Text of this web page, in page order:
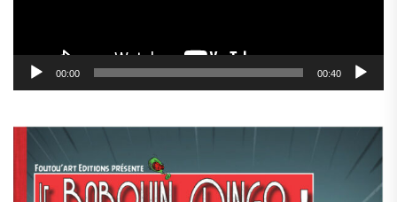
00:00 00:40